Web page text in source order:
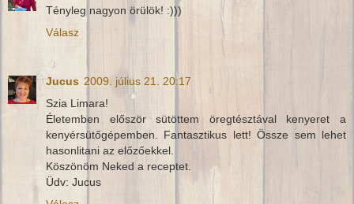
Tényleg nagyon örülök! :)))
Válasz
Jucus 2009. július 21. 20:17
Szia Limara!
Életemben először sütöttem öregtésztával kenyeret a
kenyérsütőgépemben. Fantasztikus lett! Össze sem lehet
hasonlitani az előzőekkel.
Köszönöm Neked a receptet.
Üdv: Jucus